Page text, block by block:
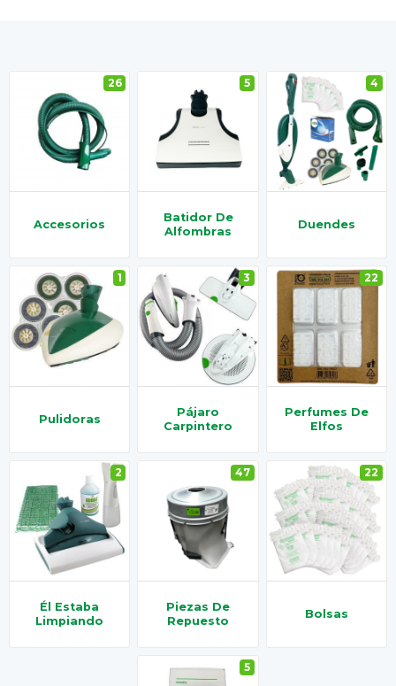
Accesorios
26
Batidor De
Alfombras
5
Duendes
4
Pulidoras
1
Pájaro
Carpintero
3
Perfumes De
Elfos
22
Él Estaba
Limpiando
2
Piezas De
Repuesto
47
Bolsas
22
5